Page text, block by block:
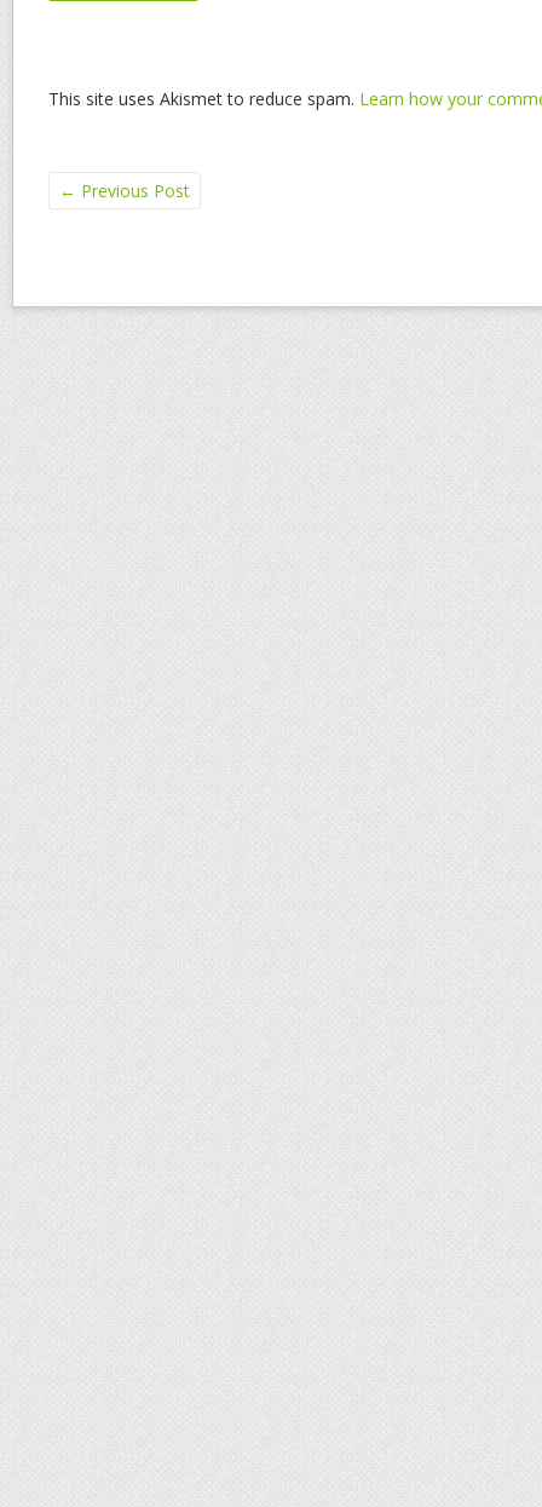
This site uses Akismet to reduce spam. Learn how your
← Previous Post